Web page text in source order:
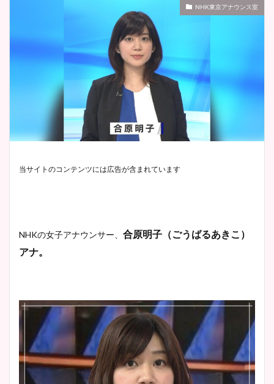
NHK東京アナウンス室
当サイトのコンテンツには広告が含まれています
NHKの女子アナウンサー、 合原明子（ごうばるあきこ）
アナ。